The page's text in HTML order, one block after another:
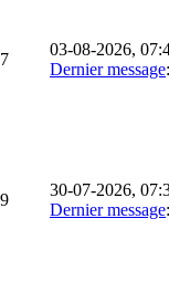
03-08-2026,
Dernier message
30-07-2026,
Dernier message